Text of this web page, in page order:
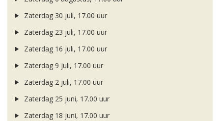
Zaterdag 30 juli, 17.00 uur
Zaterdag 23 juli, 17.00 uur
Zaterdag 16 juli, 17.00 uur
Zaterdag 9 juli, 17.00 uur
Zaterdag 2 juli, 17.00 uur
Zaterdag 25 juni, 17.00 uur
Zaterdag 18 juni, 17.00 uur